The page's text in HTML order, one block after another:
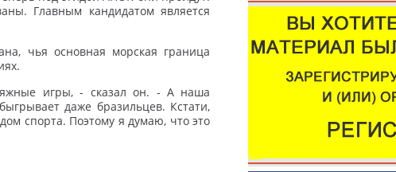
Главным кандидатом является
чья основная морская граница
игры, - сказал он. - А наша
даже бразильцев. Кстати,
спорта. Поэтому я думаю, что это